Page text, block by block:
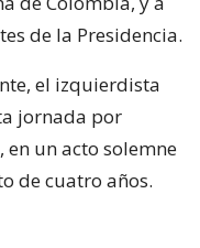
de la Presidencia.
el izquierdista
jornada por
en un acto solemne
de cuatro años.